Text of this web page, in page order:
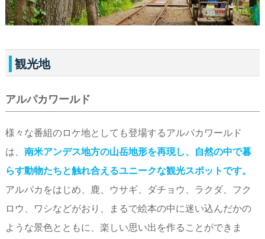
観光地
アルパカワールド
様々な番組のロケ地としても登場するアルパカワールド
は、 南米アンデス地方の山岳地形を再現し、自然の中で暮
らす動物たちと触れ合えるユニークな観光スポットです。
アルパカをはじめ、鹿、ウサギ、ダチョウ、ラクダ、フク
ロウ、ワシなどがおり、まるで絵本の中に迷い込んだかの
ような景色とともに、楽しい思い出を作ることができま